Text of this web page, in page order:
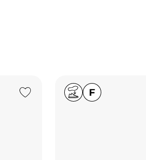
Add to Wishlist